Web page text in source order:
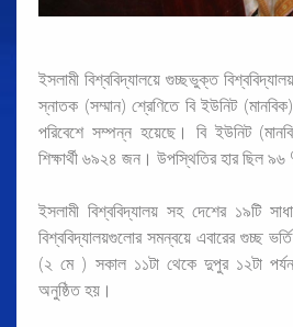
ইসলামী বিশ্ববিদ্যালয়ে গুচ্ছভুক্ত
স্নাতক (সম্মান) শ্রেণিতে বি ইউনিট
পরিবেশে সম্পন্ন হয়েছে। বি ইউনিট
শিক্ষার্থী ৬৯২৪ জন। উপস্থিতির হার ছিল
ইসলামী বিশ্ববিদ্যালয় সহ দেশের ১৯টি
বিশ্ববিদ্যালয়গুলোর সমন্বয়ে এবারের গুচ্ছ
(২ মে ) সকাল ১১টা থেকে দুপুর ১২টা
অনুষ্ঠিত হয়।